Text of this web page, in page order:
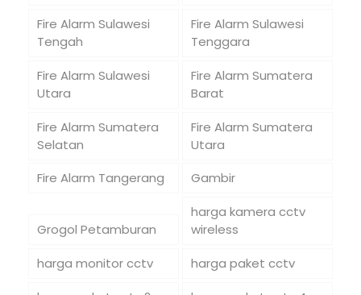
Fire Alarm Sulawesi
Tengah
Fire Alarm Sulawesi
Tenggara
Fire Alarm Sulawesi
Utara
Fire Alarm Sumatera
Barat
Fire Alarm Sumatera
Selatan
Fire Alarm Sumatera
Utara
Fire Alarm Tangerang
Gambir
Grogol Petamburan
harga kamera cctv
wireless
harga monitor cctv
harga paket cctv